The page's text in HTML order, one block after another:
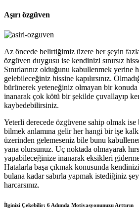
Aşırı özgüven
Az öncede belirtiğimiz üzere her şeyin
özgüven duygusu ise kendinizi sınırsız
Sınırlarınız olduğunu kabullenmek yerine
gelebileceğiniz hissine kapılırsınız.
bürünerek yeteneğiniz olmayan bir konuda
inanarak çok kötü bir şekilde çuvallayıp
kaybedebilirsiniz.
Yeterli derecede özgüvene sahip olmak ise
bilmek anlamına gelir her hangi bir işe
üzerinden gelemeseniz bile bunu
yana olursunuz. Uç noktada olmayarak
yapabileceğinize inanarak eksikleri giderme
Hatalarla başa çıkmak konusunda
bulana kadar sabırla yapmak istediğiniz
harcarsınız.
İlginizi Çekebilir: 6 Adımda Motivasyonunuzu Arttırın